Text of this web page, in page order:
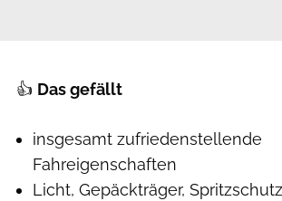
👍 Das gefällt
insgesamt zufriedenstellende
Fahreigenschaften
Licht, Gepäckträger,